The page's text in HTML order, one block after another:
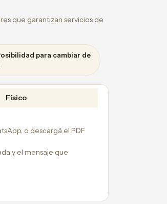
que garantizan servicios de
para cambiar de
Físico
o descargá el PDF
y el mensaje que